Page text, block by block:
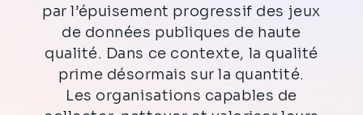
par l’épuisement progressif des jeux
de données publiques de haute
qualité. Dans ce contexte, la qualité
prime désormais sur la quantité.
Les organisations capables de